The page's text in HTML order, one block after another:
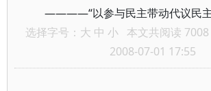
————“以参与民主带动代议民主
选择字号： 大 中 小 本文共阅读 7008
2008-07-01 17:55